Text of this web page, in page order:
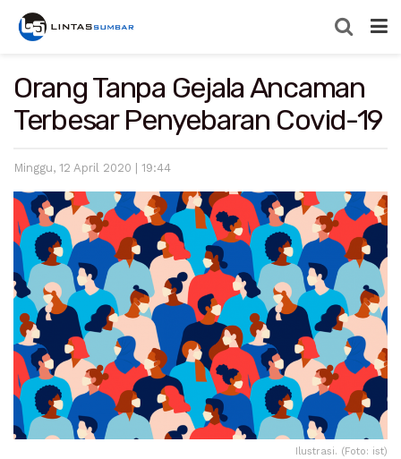
Orang Tanpa Gejala Ancaman
Terbesar Penyebaran Covid-19
Minggu, 12 April 2020 | 19:44
Ilustrasi. (Foto: ist)